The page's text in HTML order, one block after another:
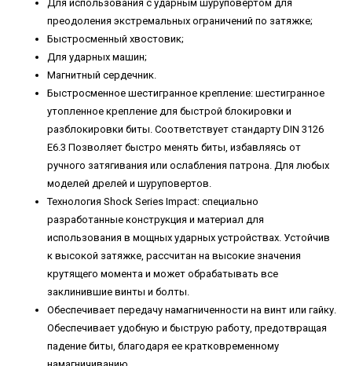
Для использования с ударным шуруповертом для
преодоления экстремальных ограничений по затяжке;
Быстросменный хвостовик;
Для ударных машин;
Магнитный сердечник.
Быстросменное шестигранное крепление: шестигранное
утопленное крепление для быстрой блокировки и
разблокировки биты. Соответствует стандарту DIN 3126
E6.3 Позволяет быстро менять биты, избавляясь от
ручного затягивания или ослабления патрона. Для любых
моделей дрелей и шуруповертов.
Технология Shock Series Impact: специально
разработанные конструкция и материал для
использования в мощных ударных устройствах. Устойчив
к высокой затяжке, рассчитан на высокие значения
крутящего момента и может обрабатывать все
заклинившие винты и болты.
Обеспечивает передачу намагниченности на винт или гайку.
Обеспечивает удобную и быструю работу, предотвращая
падение биты, благодаря ее кратковременному